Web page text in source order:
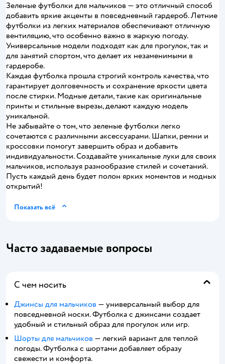
Зеленые футболки для мальчиков — это отличный способ
добавить яркие акценты в повседневный гардероб. Летние
футболки из легких материалов обеспечивают отличную
вентиляцию, что особенно важно в жаркую погоду.
Универсальные модели подходят как для прогулок, так и
для занятий спортом, что делает их незаменимыми в
гардеробе.
Каждая футболка прошла строгий контроль качества, что
гарантирует долговечность и сохранение яркости цвета
после стирки. Модные детали, такие как оригинальные
принты и стильные вырезы, делают каждую модель
уникальной.
Не забывайте о том, что зеленые футболки легко
сочетаются с различными аксессуарами. Шапки, ремни и
кроссовки помогут завершить образ и добавить
индивидуальности. Создавайте уникальные луки для своих
мальчиков, используя разнообразие стилей и сочетаний.
Пусть каждый день будет полон ярких моментов и модных
открытий!
Показать всё
Часто задаваемые вопросы
С чем носить
Джинсы для мальчиков — универсальный выбор для
повседневной носки. Футболка с джинсами создает
удобный и стильный образ для прогулок или игр.
Шорты для мальчиков — легкий вариант для теплой
погоды. Футболка с шортами добавляет образу
свежести и комфорта.